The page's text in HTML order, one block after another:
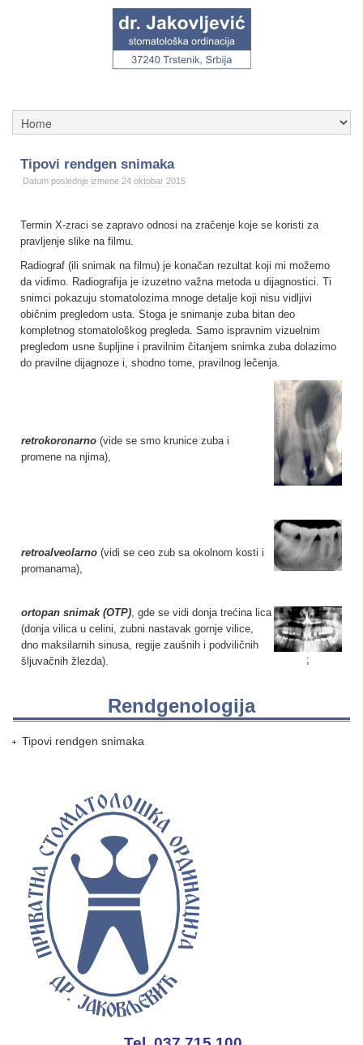
Tipovi rendgen snimaka
Datum poslednje izmene 24 oktobar 2015
Termin X-zraci se zapravo odnosi na zračenje koje se koristi za
pravljenje slike na filmu.
Radiograf (ili snimak na filmu) je konačan rezultat koji mi možemo
da vidimo. Radiografija je izuzetno važna metoda u dijagnostici. Ti
snimci pokazuju stomatolozima mnoge detalje koji nisu vidljivi
običnim pregledom usta. Stoga je snimanje zuba bitan deo
kompletnog stomatološkog pregleda. Samo ispravnim vizuelnim
pregledom usne šupljine i pravilnim čitanjem snimka zuba dolazimo
do pravilne dijagnoze i, shodno tome, pravilnog lečenja.
retrokoronarno (vide se smo krunice zuba i
promene na njima),
retroalveolarno (vidi se ceo zub sa okolnom kosti i
promanama),
ortopan snimak (OTP), gde se vidi donja trećina lica
(donja vilica u celini, zubni nastavak gornje vilice,
dno maksilarnih sinusa, regije zaušnih i podviličnih
šljuvačnih žlezda).
;
Rendgenologija
Tipovi rendgen snimaka